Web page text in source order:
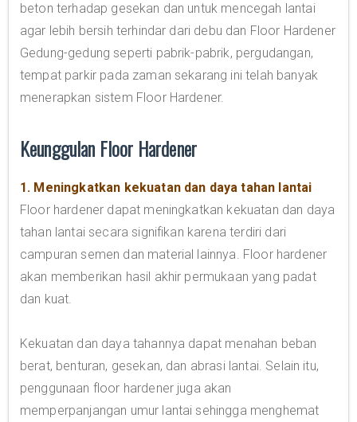
beton terhadap gesekan dan untuk mencegah lantai
agar lebih bersih terhindar dari debu dan Floor Hardener
Gedung-gedung seperti pabrik-pabrik, pergudangan,
tempat parkir pada zaman sekarang ini telah banyak
menerapkan sistem Floor Hardener.
Keunggulan Floor Hardener
1. Meningkatkan kekuatan dan daya tahan lantai
Floor hardener dapat meningkatkan kekuatan dan daya
tahan lantai secara signifikan karena terdiri dari
campuran semen dan material lainnya. Floor hardener
akan memberikan hasil akhir permukaan yang padat
dan kuat.
Kekuatan dan daya tahannya dapat menahan beban
berat, benturan, gesekan, dan abrasi lantai. Selain itu,
penggunaan floor hardener juga akan
memperpanjangan umur lantai sehingga menghemat